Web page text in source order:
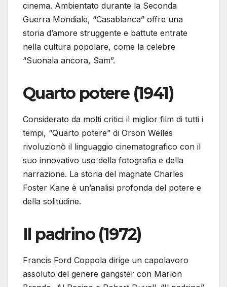
cinema. Ambientato durante la Seconda
Guerra Mondiale, “Casablanca” offre una
storia d’amore struggente e battute entrate
nella cultura popolare, come la celebre
“Suonala ancora, Sam”.
Quarto potere (1941)
Considerato da molti critici il miglior film di tutti i
tempi, “Quarto potere” di Orson Welles
rivoluzionò il linguaggio cinematografico con il
suo innovativo uso della fotografia e della
narrazione. La storia del magnate Charles
Foster Kane è un’analisi profonda del potere e
della solitudine.
Il padrino (1972)
Francis Ford Coppola dirige un capolavoro
assoluto del genere gangster con Marlon